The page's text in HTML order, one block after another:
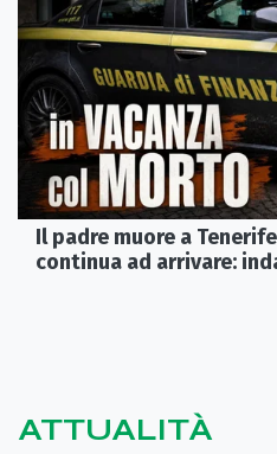
Il padre muore a
continua ad arrivare:
ATTUALITÀ